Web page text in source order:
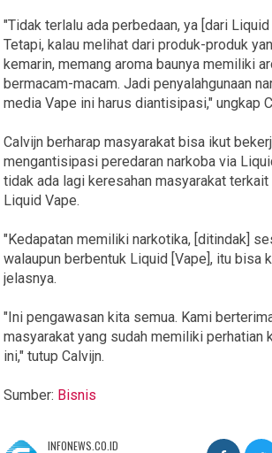
"Tidak terlalu ada perbedaan, ya [dari
Tetapi, kalau melihat dari produk-produk
kemarin, memang aroma baunya memiliki
bermacam-macam. Jadi penyalahgunaan
media Vape ini harus diantisipasi," ungkap
Calvijn berharap masyarakat bisa ikut
mengantisipasi peredaran narkoba via
tidak ada lagi keresahan masyarakat
Liquid Vape.
"Kedapatan memiliki narkotika, [ditindak]
walaupun berbentuk Liquid [Vape], itu bisa
jelasnya.
"Ini pengawasan kita semua. Kami
masyarakat yang sudah memiliki perhatian
ini," tutup Calvijn.
Sumber: Bisnis
INFONEWS.CO.ID